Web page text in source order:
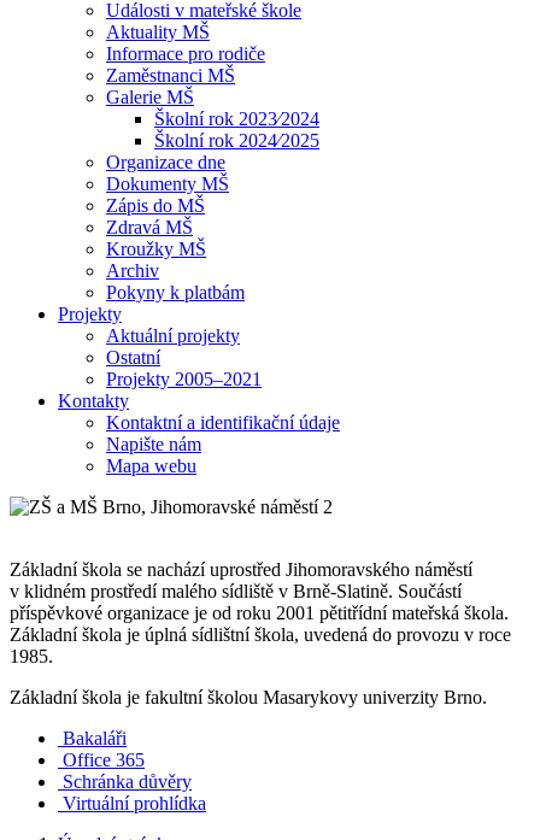
Události v mateřské škole
Aktuality MŠ
Informace pro rodiče
Zaměstnanci MŠ
Galerie MŠ
Školní rok 2023⁄2024
Školní rok 2024⁄2025
Organizace dne
Dokumenty MŠ
Zápis do MŠ
Zdravá MŠ
Kroužky MŠ
Archiv
Pokyny k platbám
Projekty
Aktuální projekty
Ostatní
Projekty 2005–2021
Kontakty
Kontaktní a identifikační údaje
Napište nám
Mapa webu
Základní škola se nachází uprostřed Jihomoravského náměstí
v klidném prostředí malého sídliště v Brně-Slatině. Součástí
příspěvkové organizace je od roku 2001 pětitřídní mateřská škola.
Základní škola je úplná sídlištní škola, uvedená do provozu v roce
1985.
Základní škola je fakultní školou Masarykovy univerzity Brno.
Bakaláři
Office 365
Schránka důvěry
Virtuální prohlídka